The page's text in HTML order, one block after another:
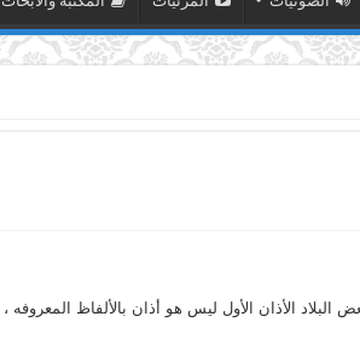
الأذان الأول ليس هو أذان بالألفاظ المعروفه ،